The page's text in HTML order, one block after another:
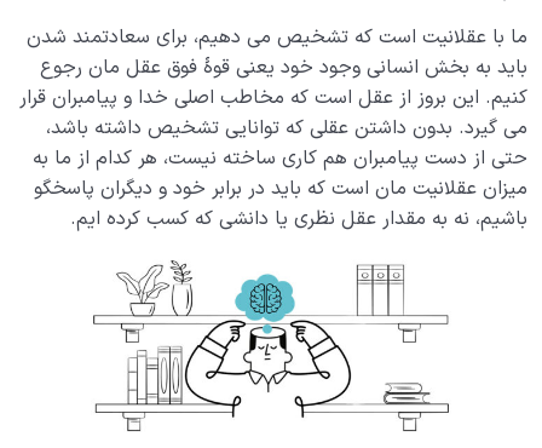
ما با عقلانیت است که تشخیص می دهیم، برای سعادتمند شدن
باید به بخش انسانی وجود خود یعنی قوۀ فوق عقل مان رجوع
کنیم. این بروز از عقل است که مخاطب اصلی خدا و پیامبران قرار
می گیرد. بدون داشتن عقلی که توانایی تشخیص داشته باشد،
حتی از دست پیامبران هم کاری ساخته نیست، هر کدام از ما به
میزان عقلانیت مان است که باید در برابر خود و دیگران پاسخگو
باشیم، نه به مقدار عقل نظری یا دانشی که کسب کرده ایم.